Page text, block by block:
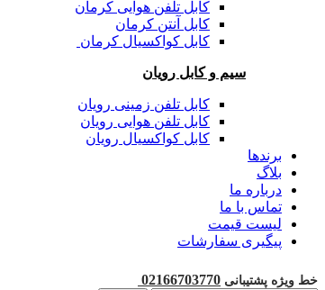
کابل تلفن هوایی کرمان
کابل آنتن کرمان
کابل کواکسیال کرمان
سیم و کابل رویان
کابل تلفن زمینی رویان
کابل تلفن هوایی رویان
کابل کواکسیال رویان
برندها
بلاگ
درباره ما
تماس با ما
لیست قیمت
پیگیری سفارشات
خط ویژه پشتیبانی 02166703770